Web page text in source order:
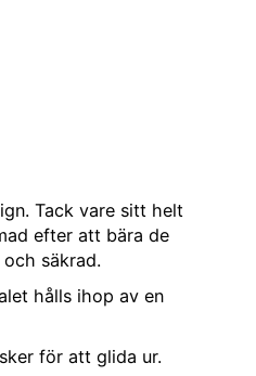
Tack vare sitt helt
efter att bära de
säkrad.
hålls ihop av en
för att glida ur.